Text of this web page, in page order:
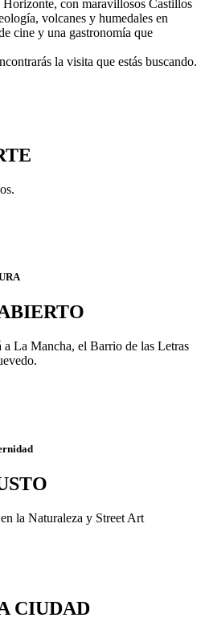
Horizonte, con maravillosos Castillos
volcanes y humedales en
cine y una gastronomía que
la visita que estás buscando.
La Mancha, el Barrio de las Letras
la Naturaleza y Street Art
CIUDAD